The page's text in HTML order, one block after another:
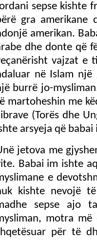
sepse kishte
gra amerikane
amerikan.
dhe donte që
vajzat e
në Islam
burrë jo-
martoheshin me
(Torës dhe
arsyeja që
jetova me
Babai im ishte
e
kishte nevojë
sepse ajo
motra
për të